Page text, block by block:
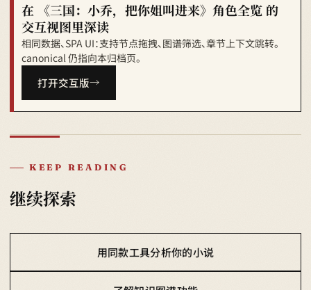
在 《三国：小乔，把你姐叫进来》角色全览 的
交互视图里深读
相同数据、SPA UI：支持节点拖拽、图谱筛选、章节上下文跳转。
canonical 仍指向本归档页。
打开交互版
KEEP READING
继续探索
用同款工具分析你的小说